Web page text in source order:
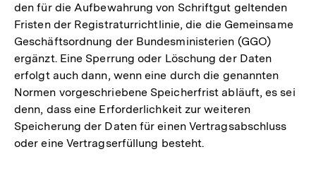
den für die Aufbewahrung von Schriftgut geltenden
Fristen der Registraturrichtlinie, die die Gemeinsame
Geschäftsordnung der Bundesministerien (GGO)
ergänzt. Eine Sperrung oder Löschung der Daten
erfolgt auch dann, wenn eine durch die genannten
Normen vorgeschriebene Speicherfrist abläuft, es sei
denn, dass eine Erforderlichkeit zur weiteren
Speicherung der Daten für einen Vertragsabschluss
oder eine Vertragserfüllung besteht.